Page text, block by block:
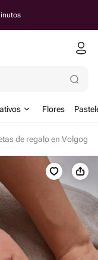
Flores
de regalo en